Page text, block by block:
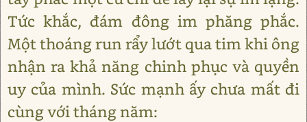
Tức khắc, đám đông im phăng phắc.
Một thoáng run rẩy lướt qua tim khi ông
nhận ra khả năng chinh phục và quyền
uy của mình. Sức mạnh ấy chưa mất đi
cùng với tháng năm: